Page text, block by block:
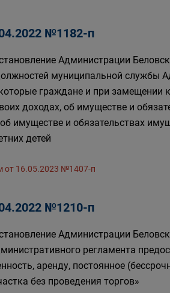
№1182-п
Администрации
муниципальной службы
граждане и при
доходах, об имуществе и
имуществе и обязательствах
детей
от 16.05.2023 №1407-п
№1210-п
Администрации
регламента
аренду, постоянное
без проведения торгов»